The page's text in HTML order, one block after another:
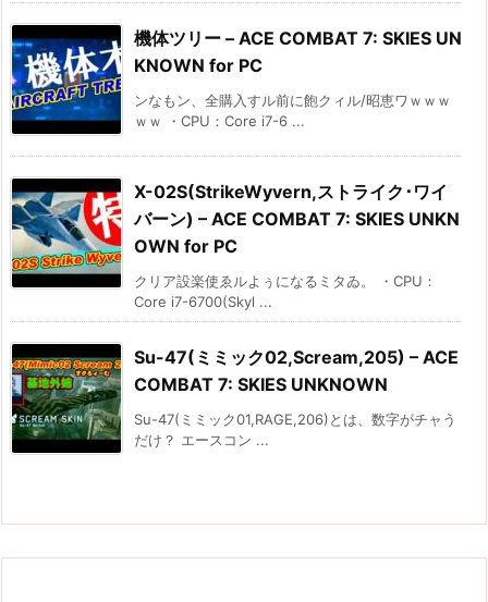
機体ツリー – ACE COMBAT 7: SKIES UN
KNOWN for PC
ンなもン、全購入すル前に飽クィル/昭恵ワｗｗｗ
ｗｗ ・CPU：Core i7-6 ...
X-02S(StrikeWyvern,ストライク･ワイ
バーン) – ACE COMBAT 7: SKIES UNKN
OWN for PC
クリア設楽使ゑルよぅになるミタゐ。 ・CPU：
Core i7-6700(Skyl ...
Su-47(ミミック02,Scream,205) – ACE
COMBAT 7: SKIES UNKNOWN
Su-47(ミミック01,RAGE,206)とは、数字がチャう
だけ？ エースコン ...